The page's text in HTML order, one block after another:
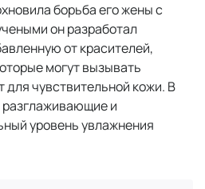
борьба его жены с
он разработал
от красителей,
могут вызывать
для чувствительной кожи. В
и
уровень увлажнения